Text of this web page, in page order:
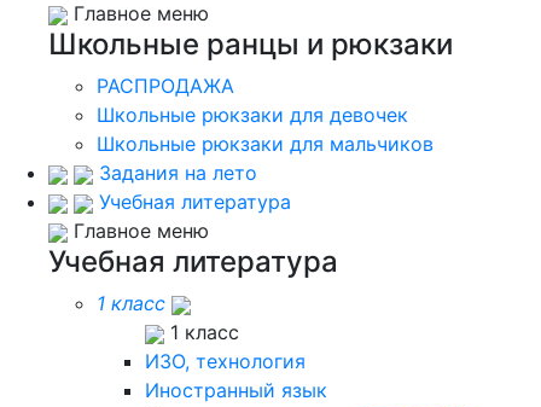
Главное меню
Школьные ранцы и рюкзаки
РАСПРОДАЖА
Школьные рюкзаки для девочек
Школьные рюкзаки для мальчиков
Задания на лето
Учебная литература
Главное меню
Учебная литература
1 класс
1 класс
ИЗО, технология
Иностранный язык